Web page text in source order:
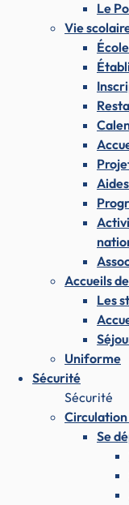
Le
Vie
Accueils
Les
Uniforme
Sécurité
Sécurité
Se